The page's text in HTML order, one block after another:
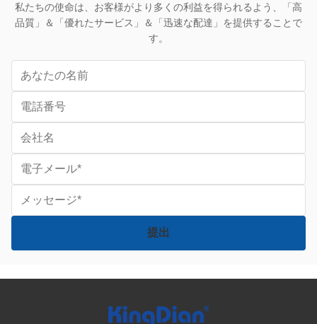
私たちの使命は、お客様がより多くの利益を得られるよう、「高
品質」＆「優れたサービス」＆「迅速な配達」を提供することで
す。